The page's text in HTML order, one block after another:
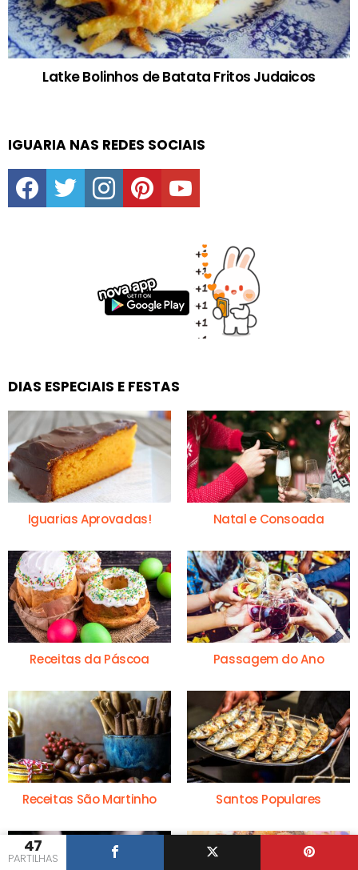
47
PARTILHAS
Latke Bolinhos de Batata Fritos Judaicos
IGUARIA NAS REDES SOCIAIS
facebooktwitter instagrampinterestyoutube
DIAS ESPECIAIS E FESTAS
Iguarias Aprovadas! Natal e Consoada
Receitas da Páscoa Passagem do Ano
Receitas São Martinho Santos Populares